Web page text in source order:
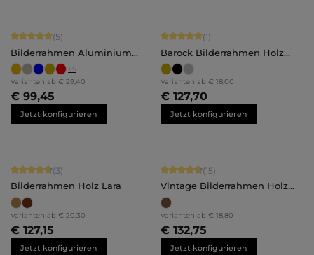
Durchschnittliche Bewertung von 5 von 5 Sternen
(5)
Bilderrahmen Aluminium
Luca
+5
Varianten ab € 29,40
€ 99,45
Jetzt konfigurieren
Durchschnittliche Bewertung von 5
(1)
Barock Bilderrahmen Holz
Stella
Varianten ab € 18,00
€ 127,70
Jetzt konfigurieren
Durchschnittliche Bewertung von 4.67 von 5 Sternen
(3)
Bilderrahmen Holz Lara
Varianten ab € 20,30
€ 127,15
Jetzt konfigurieren
Durchschnittliche Bewertung von
(15)
Vintage Bilderrahmen Holz
Hannah
Varianten ab € 18,80
€ 132,75
Jetzt konfigurieren